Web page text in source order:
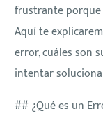
frustrante porque
Aquí te
error, cuáles son
intentar
## ¿Qué es un